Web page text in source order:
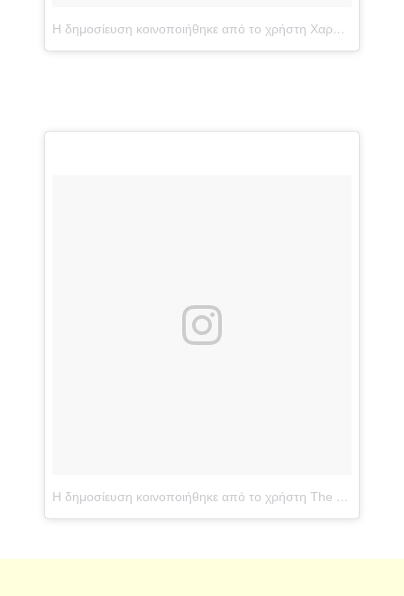
Η δημοσίευση κοινοποιήθηκε από το χρήστη Χαρης Μπερτσιας (@mpertsias)
Η δημοσίευση κοινοποιήθηκε από το χρήστη The Swingin' Cats (@theswingincats)